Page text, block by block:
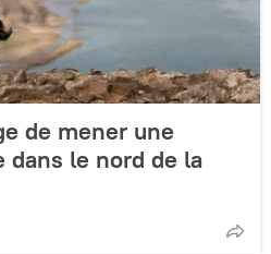
de mener une
le nord de la